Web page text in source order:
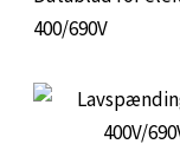
400/690V